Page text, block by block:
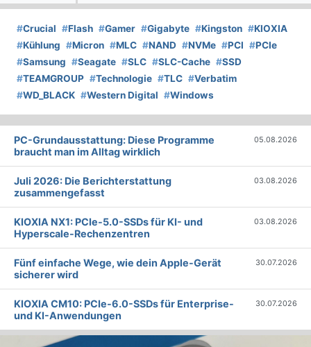
#Crucial #Flash #Gamer #Gigabyte #Kingston #KIOXIA
#Kühlung #Micron #MLC #NAND #NVMe #PCI #PCIe
#Samsung #Seagate #SLC #SLC-Cache #SSD
#TEAMGROUP #Technologie #TLC #Verbatim
#WD_BLACK #Western Digital #Windows
PC-Grundausstattung: Diese Programme
braucht man im Alltag wirklich
05.08.2026
Juli 2026: Die Bericht­erstattung
zusammengefasst
03.08.2026
KIOXIA NX1: PCIe-5.0-SSDs für KI- und
Hyperscale-Rechenzentren
03.08.2026
Fünf einfache Wege, wie dein Apple-Gerät
sicherer wird
30.07.2026
KIOXIA CM10: PCIe-6.0-SSDs für Enterprise-
und KI-Anwendungen
30.07.2026